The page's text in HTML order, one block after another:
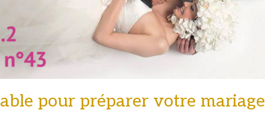
pour préparer votre mariage